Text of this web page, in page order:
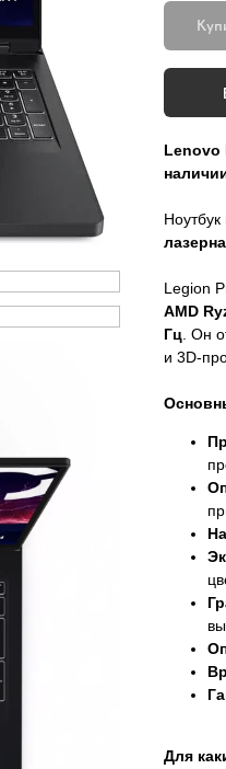
Lenovo
Ноутбук
Legion
AMD
Гц. Он
и 3D-
Для